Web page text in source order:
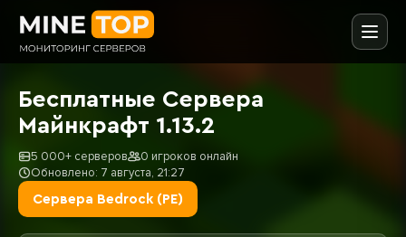
Бесплатные Сервера
Майнкрафт 1.13.2
5 000+ серверов
0 игроков онлайн
Обновлено: 7 августа, 21:27
Сервера Bedrock (PE)